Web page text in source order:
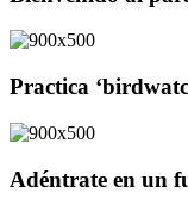
Practica
Adéntrate en un